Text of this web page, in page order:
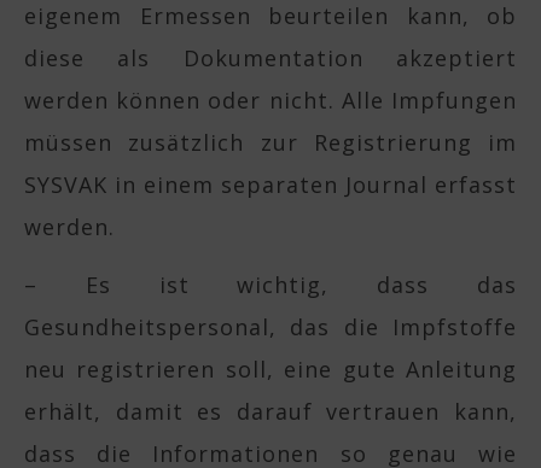
eigenem Ermessen beurteilen kann, ob
diese als Dokumentation akzeptiert
werden können oder nicht. Alle Impfungen
müssen zusätzlich zur Registrierung im
SYSVAK in einem separaten Journal erfasst
werden.
– Es ist wichtig, dass das
Gesundheitspersonal, das die Impfstoffe
neu registrieren soll, eine gute Anleitung
erhält, damit es darauf vertrauen kann,
dass die Informationen so genau wie